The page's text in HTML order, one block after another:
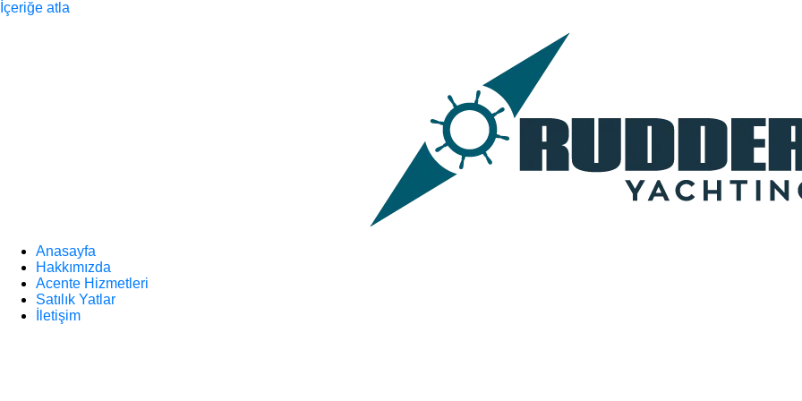
İçeriğe atla
Anasayfa
Hakkımızda
Acente Hizmetleri
Satılık Yatlar
İletişim